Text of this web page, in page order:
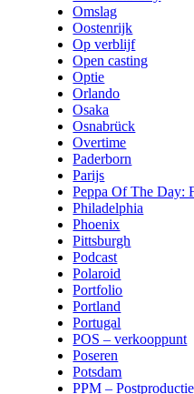
Omslag
Oostenrijk
Op verblijf
Open casting
Optie
Orlando
Osaka
Osnabrück
Overtime
Paderborn
Parijs
Peppa Of The Day:
Philadelphia
Phoenix
Pittsburgh
Podcast
Polaroid
Portfolio
Portland
Portugal
POS – verkooppunt
Poseren
Potsdam
PPM –